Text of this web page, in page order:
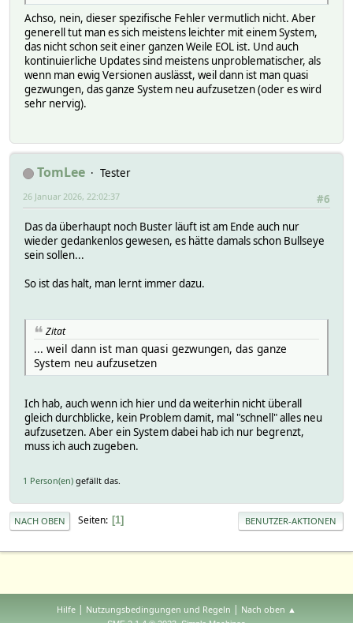
Achso, nein, dieser spezifische Fehler vermutlich nicht. Aber
generell tut man es sich meistens leichter mit einem System,
das nicht schon seit einer ganzen Weile EOL ist. Und auch
kontinuierliche Updates sind meistens unproblematischer, als
wenn man ewig Versionen auslässt, weil dann ist man quasi
gezwungen, das ganze System neu aufzusetzen (oder es wird
sehr nervig).
TomLee
Tester
#6
26 Januar 2026, 22:02:37
Das da überhaupt noch Buster läuft ist am Ende auch nur
wieder gedankenlos gewesen, es hätte damals schon Bullseye
sein sollen...
So ist das halt, man lernt immer dazu.
Zitat
... weil dann ist man quasi gezwungen, das ganze
System neu aufzusetzen
Ich hab, auch wenn ich hier und da weiterhin nicht überall
gleich durchblicke, kein Problem damit, mal "schnell" alles neu
aufzusetzen. Aber ein System dabei hab ich nur begrenzt,
muss ich auch zugeben.
1 Person(en) gefällt das.
NACH OBEN Seiten 1 BENUTZER-AKTIONEN
Hilfe | Nutzungsbedingungen und Regeln | Nach oben ▲